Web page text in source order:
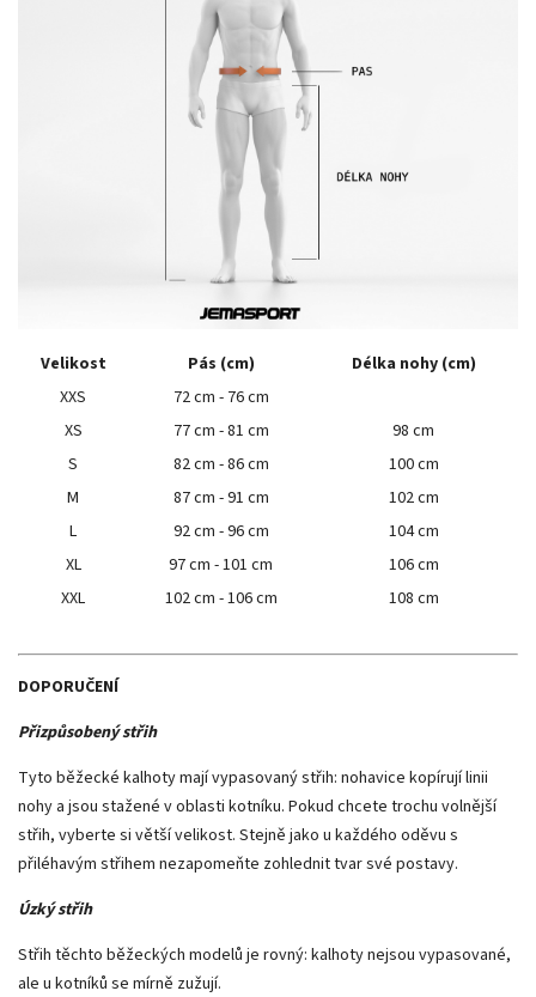
Velikost Pás (cm)
Délka nohy (cm)
XXS
72 cm - 76 cm
XS
77 cm - 81 cm
98 cm
S
82 cm - 86 cm
100 cm
M
87 cm - 91 cm
102 cm
L
92 cm - 96 cm
104 cm
XL
97 cm - 101 cm
106 cm
XXL
102 cm - 106 cm 108 cm
DOPORUČENÍ
Přizpůsobený střih
Tyto běžecké kalhoty mají vypasovaný střih: nohavice kopírují linii
nohy a jsou stažené v oblasti kotníku. Pokud chcete trochu volnější
střih, vyberte si větší velikost. Stejně jako u každého oděvu s
přiléhavým střihem nezapomeňte zohlednit tvar své postavy.
Úzký střih
Střih těchto běžeckých modelů je rovný: kalhoty nejsou vypasované,
ale u kotníků se mírně zužují.